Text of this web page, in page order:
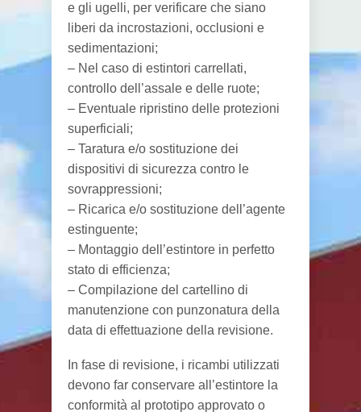
e gli ugelli, per verificare che siano
liberi da incrostazioni, occlusioni e
sedimentazioni;
– Nel caso di estintori carrellati,
controllo dell’assale e delle ruote;
– Eventuale ripristino delle protezioni
superficiali;
– Taratura e/o sostituzione dei
dispositivi di sicurezza contro le
sovrappressioni;
– Ricarica e/o sostituzione dell’agente
estinguente;
– Montaggio dell’estintore in perfetto
stato di efficienza;
– Compilazione del cartellino di
manutenzione con punzonatura della
data di effettuazione della revisione.
In fase di revisione, i ricambi utilizzati
devono far conservare all’estintore la
conformità al prototipo approvato o